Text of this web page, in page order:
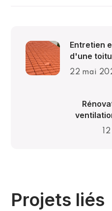
Entretien
d'une
22 mai
Projets liés